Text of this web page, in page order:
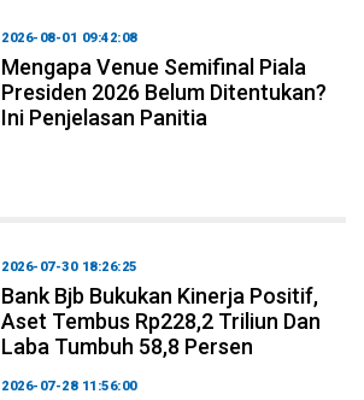
2026-08-01 09:42:08
Mengapa Venue Semifinal Piala
Presiden 2026 Belum Ditentukan?
Ini Penjelasan Panitia
2026-07-30 18:26:25
Bank Bjb Bukukan Kinerja Positif,
Aset Tembus Rp228,2 Triliun Dan
Laba Tumbuh 58,8 Persen
2026-07-28 11:56:00